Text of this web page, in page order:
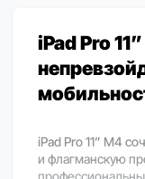
iPad Pro
iPad Pro 11” M4
и флагманскую